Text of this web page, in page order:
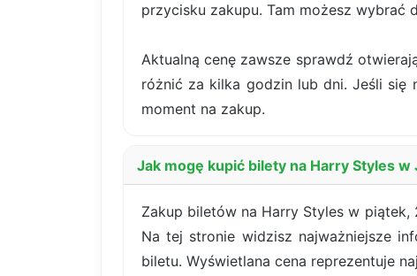
przycisku zakupu. Tam możesz wybrać
Aktualną cenę zawsze sprawdź
różnić za kilka godzin lub dni. Jeśli się
moment na zakup.
Jak mogę kupić bilety na Harry Styles
Zakup biletów na Harry Styles w
Na tej stronie widzisz najważniejsze
biletu. Wyświetlana cena reprezentuje